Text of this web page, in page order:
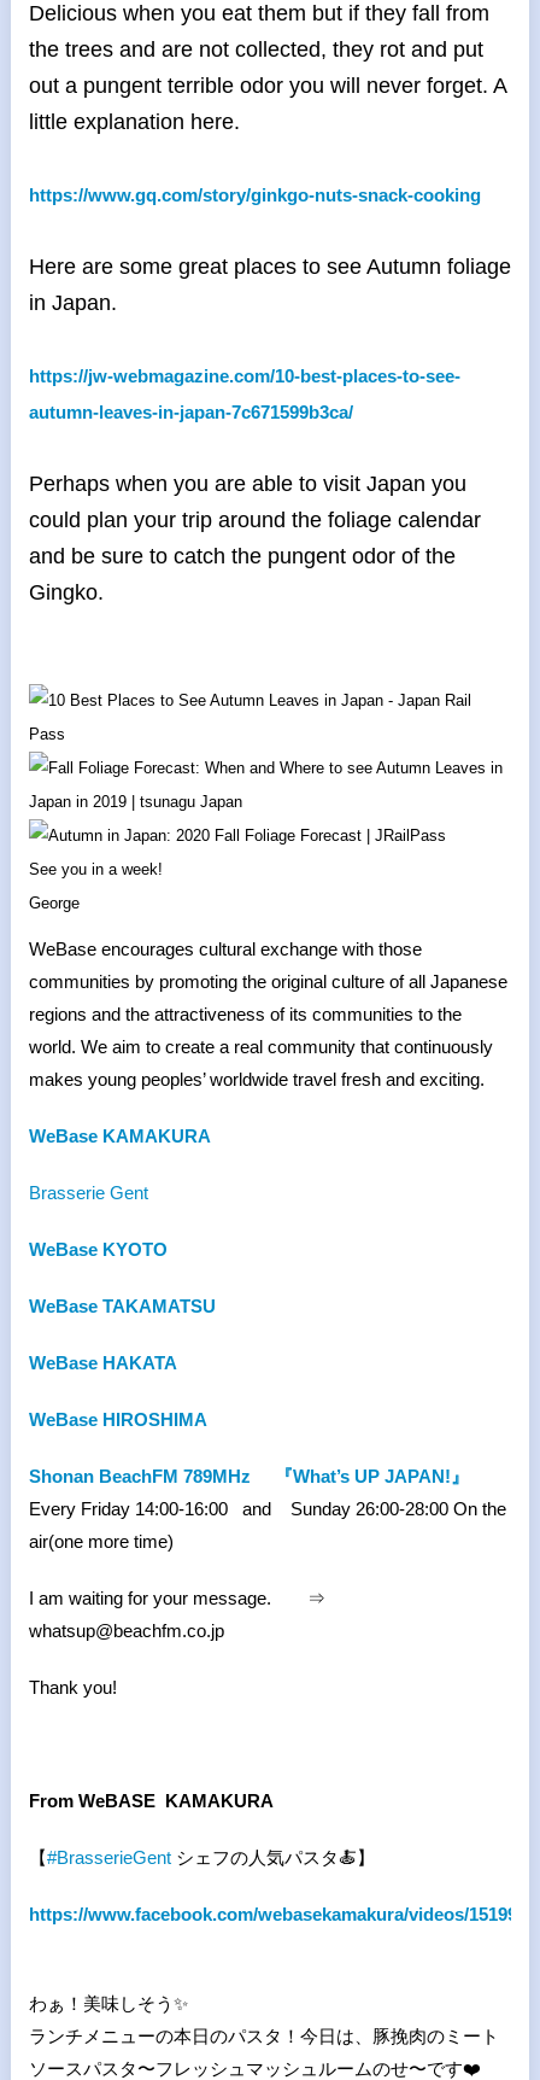
Delicious when you eat them but if they fall from
the trees and are not collected, they rot and put
out a pungent terrible odor you will never forget. A
little explanation here.
https://www.gq.com/story/ginkgo-nuts-snack-cooking
Here are some great places to see Autumn foliage
in Japan.
https://jw-webmagazine.com/10-best-places-to-see-
autumn-leaves-in-japan-7c671599b3ca/
Perhaps when you are able to visit Japan you
could plan your trip around the foliage calendar
and be sure to catch the pungent odor of the
Gingko.
See you in a week!
George
WeBase encourages cultural exchange with those
communities by promoting the original culture of all Japanese
regions and the attractiveness of its communities to the
world. We aim to create a real community that continuously
makes young peoples’ worldwide travel fresh and exciting.
WeBase KAMAKURA
Brasserie Gent
WeBase KYOTO
WeBase TAKAMATSU
WeBase HAKATA
WeBase HIROSHIMA
Shonan BeachFM 789MHz
『What’s UP JAPAN!』
Every Friday 14:00-16:00 and Sunday 26:00-28:00 On the
air(one more time)
I am waiting for your message. ⇒
whatsup@beachfm.co.jp
Thank you!
From WeBASE KAMAKURA
【#BrasserieGentシェフの人気パスタ🍝】
https://www.facebook.com/webasekamakura/videos/
わぁ！美味しそう ✨
ランチメニューの本日のパスタ！今日は、豚挽肉のミート
ソースパスタ〜フレッシュマッシュルームのせ〜です❤